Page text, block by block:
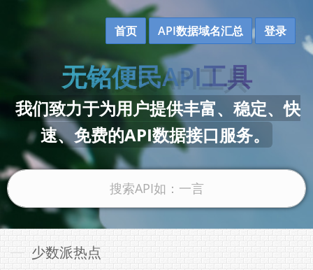
首页 API数据域名汇总 登录
无铭便民API工具
我们致力于为用户提供丰富、稳定、快
速、免费的API数据接口服务。
少数派热点